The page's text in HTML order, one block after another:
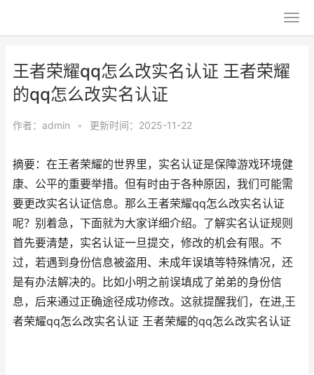
王者荣耀qq怎么改实名认证 王者荣耀
的qq怎么改实名认证
作者： admin • 更新时间：2025-11-22
摘要：在王者荣耀的世界里，实名认证是保障游戏环境健
康、公平的重要举措。但有时由于各种原因，我们可能需
要更改实名认证信息。那么王者荣耀qq怎么改实名认证
呢？别着急，下面就为大家详细介绍。了解实名认证规则
首先要清楚，实名认证一旦提交，修改的机会有限。不
过，若遇到身份信息被盗用、未成年误填等特殊情况，还
是有办法解决的。比如小明之前误填成了弟弟的身份信
息，后来通过正确途径成功修改。这就提醒我们，在进,王
者荣耀qq怎么改实名认证 王者荣耀的qq怎么改实名认证